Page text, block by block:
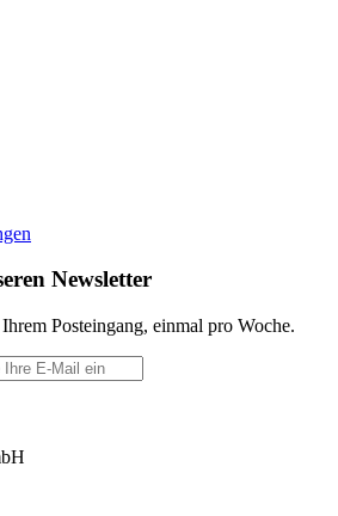
Newsletter
Posteingang, einmal pro Woche.